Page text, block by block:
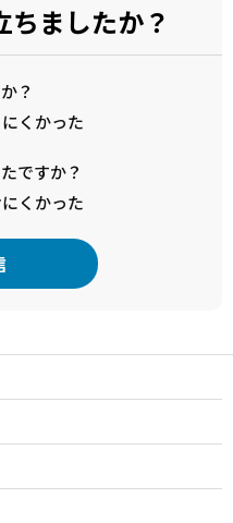
ちましたか？
？
くかった
ですか？
くかった